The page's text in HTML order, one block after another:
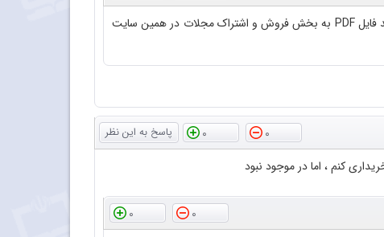
کاربر گرامی، با سلام و احترام؛ از پاییز 1400 مجله برهان متوسطه دوم فقط به صورت فایل PDF به فروش می‌رسد.لطفاً برای خرید فایل PDF به بخش فروش و اشتراک مجلات در همین سایت
0
0
کنم ، اما در موجود نبود
0
0